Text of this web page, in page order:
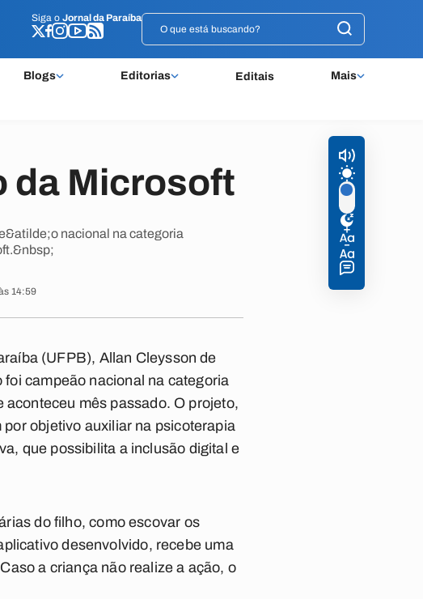
Siga o Jornal da Paraíba
Blogs Editorias Editais Mais
Siga o Jornal da Paraíba
da Microsoft
nacional na categoria
14:59
(UFPB), Allan Cleysson de
campeão nacional na categoria
mês passado. O projeto,
objetivo auxiliar na psicoterapia
que possibilita a inclusão digital e
do filho, como escovar os
desenvolvido, recebe uma
a criança não realize a ação, o